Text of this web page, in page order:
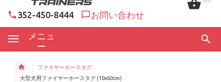
352-450-8444 お問い合わせ
メニュ
ー
ファイヤーホースタグ
大型犬用ファイヤーホースタグ (10x60cm)